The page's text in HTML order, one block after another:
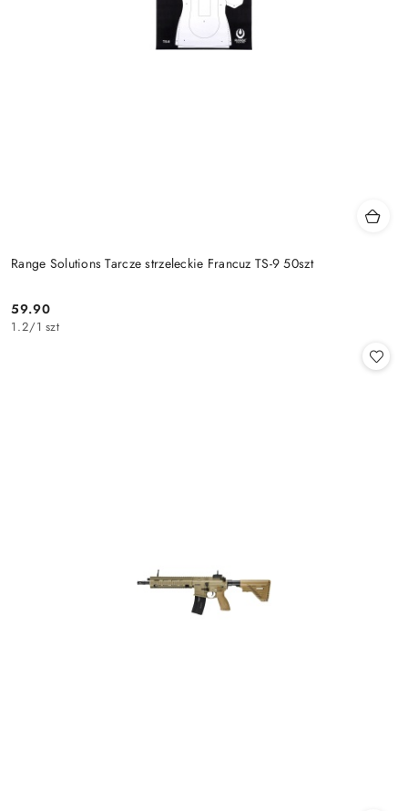
Range Solutions Tarcze strzeleckie Francuz TS-9 50szt
Cena:
59.90
1.2/1 szt